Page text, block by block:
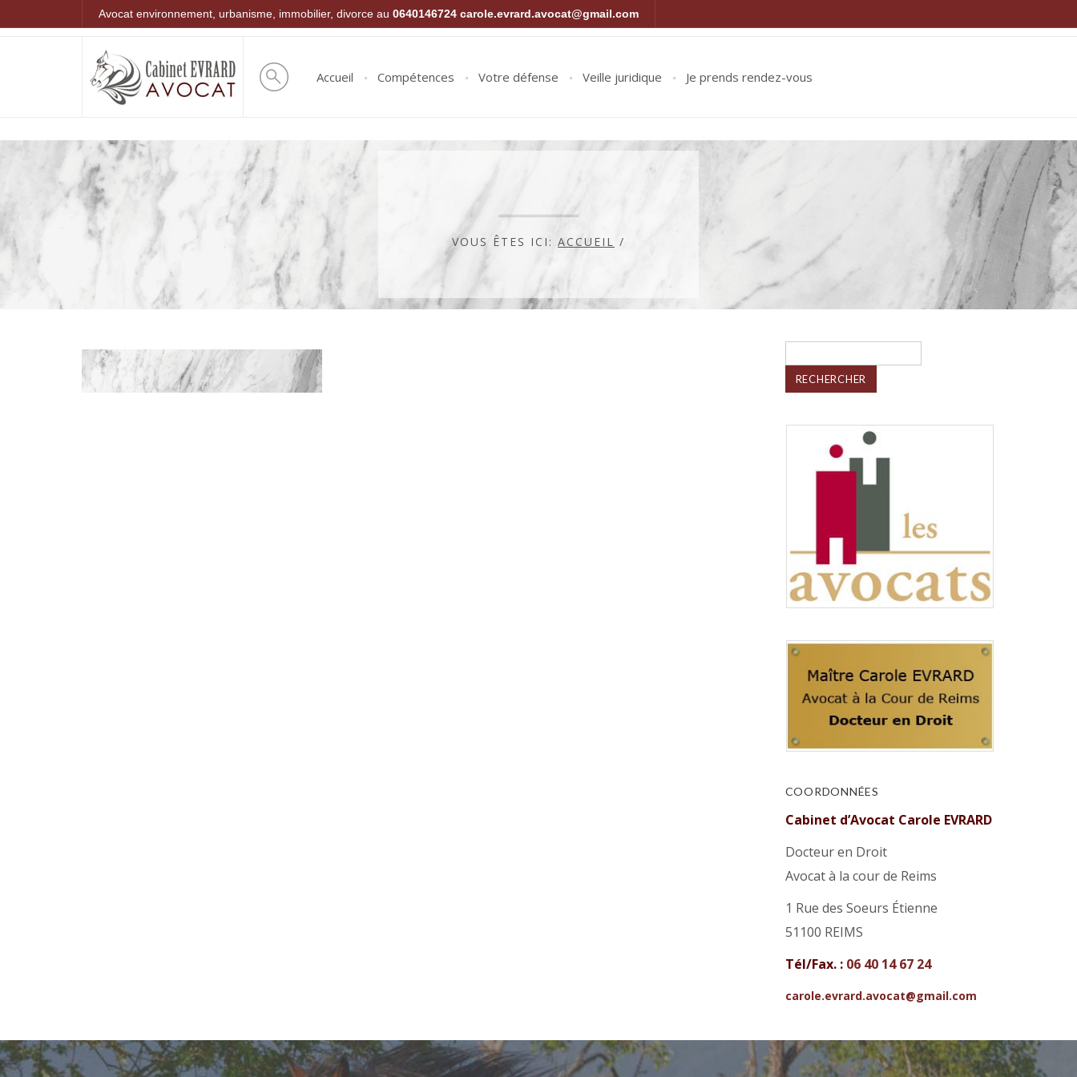
Avocat environnement, urbanisme, immobilier, divorce au 0640146724 carole.evrard.avocat@gmail.com
Accueil Compétences Votre défense Veille juridique Je prends rendez-vous
VOUS ÊTES ICI: ACCUEIL /
COORDONNÉES
Cabinet d’Avocat Carole EVRARD
Docteur en Droit
Avocat à la cour de Reims
1 Rue des Soeurs Étienne
51100 REIMS
Tél/Fax. : 06 40 14 67 24
carole.evrard.avocat@gmail.com